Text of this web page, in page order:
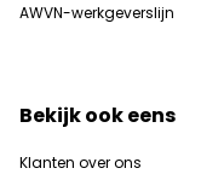
AWVN-werkgeverslijn
Bekijk ook eens
Klanten over ons